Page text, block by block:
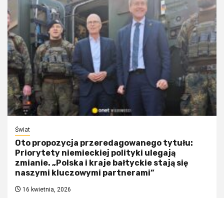
Świat
Oto propozycja przeredagowanego tytułu:
Priorytety niemieckiej polityki ulegają
zmianie. „Polska i kraje bałtyckie stają się
naszymi kluczowymi partnerami”
16 kwietnia, 2026